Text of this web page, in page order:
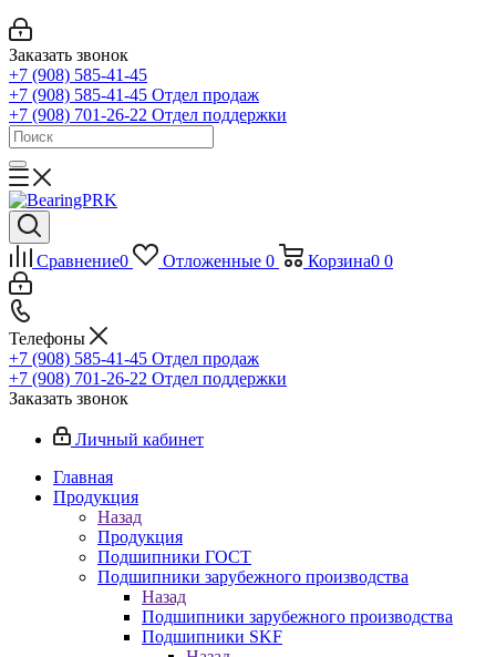
Заказать звонок
+7 (908) 585-41-45
+7 (908) 585-41-45 Отдел продаж
+7 (908) 701-26-22 Отдел поддержки
Сравнение0 Отложенные 0 Корзина0 0
Телефоны
+7 (908) 585-41-45 Отдел продаж
+7 (908) 701-26-22 Отдел поддержки
Заказать звонок
Личный кабинет
Главная
Продукция
Назад
Продукция
Подшипники ГОСТ
Подшипники зарубежного производства
Назад
Подшипники зарубежного производства
Подшипники SKF